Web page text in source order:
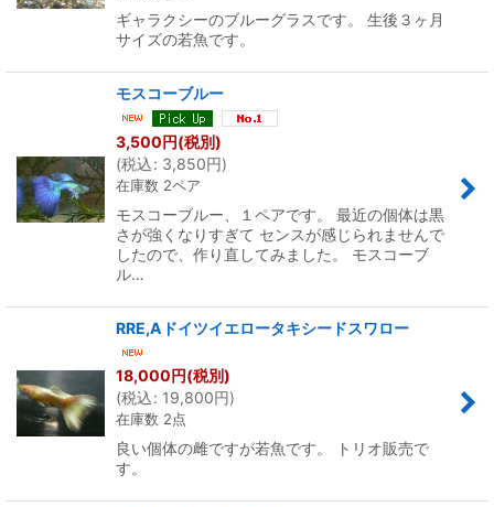
ギャラクシーのブルーグラスです。 生後３ヶ月
サイズの若魚です。
モスコーブルー
3,500円(税別)
(税込: 3,850円)
在庫数 2ペア
モスコーブルー、１ペアです。 最近の個体は黒
さが強くなりすぎて センスが感じられませんで
したので、作り直してみました。 モスコーブ
ル…
RRE,Aドイツイエロータキシードスワロー
18,000円(税別)
(税込: 19,800円)
在庫数 2点
良い個体の雌ですが若魚です。 トリオ販売で
す。